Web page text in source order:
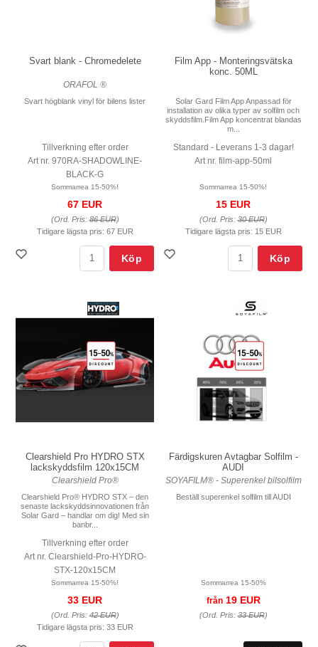
Svart blank - Chromedelete
ORAFOL ®
Svart högblank vinyl för bilens lister
Tillverkning efter order
Art nr. 970RA-SHADOWLINE-
BLACK-G
Sommarrea 15-50%!
67 EUR
(Ord. Pris:86 EUR)
Tidigare lägsta pris: 67 EUR
Köp
Film App - Monteringsvätska
konc. 50ML
Solar Gard Film App Anpassad för
installation av olika typer av solfilm och
skyddsfilm.Film App koncentrat blandas
m...
Standard - Leverans 1-3 dagar!
Art nr. film-app-50ml
Sommarrea 15-50%!
15 EUR
(Ord. Pris:30 EUR)
Tidigare lägsta pris: 15 EUR
Köp
Clearshield Pro HYDRO STX
lackskyddsfilm 120x15CM
Clearshield Pro®
Clearshield Pro® HYDRO STX – den
senaste lackskyddsinnovationen från
Solar Gard – handlar om dig! Med sin
banbr...
Tillverkning efter order
Art nr. Clearshield-Pro-HYDRO-
STX-120x15CM
Sommarrea 15-50%!
33 EUR
(Ord. Pris:42 EUR)
Tidigare lägsta pris: 33 EUR
Färdigskuren Avtagbar Solfilm -
AUDI
SOYAFILM® - Superenkel bilsolfilm
Beställ superenkel solfilm till AUDI
Sommarrea 15-50%
från19 EUR
(Ord. Pris:33 EUR)